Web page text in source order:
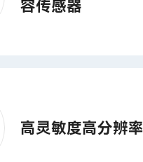
容传感器
高灵敏度高分辨率